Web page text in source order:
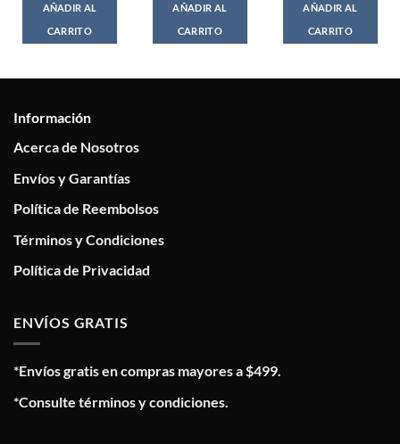
AÑADIR AL
CARRITO
AÑADIR AL
CARRITO
AÑADIR AL
CARRITO
Información
Acerca de Nosotros
Envíos y Garantías
Política de Reembolsos
Términos y Condiciones
Política de Privacidad
ENVÍOS GRATIS
*Envíos gratis en compras mayores a $499.
*Consulte términos y condiciones.